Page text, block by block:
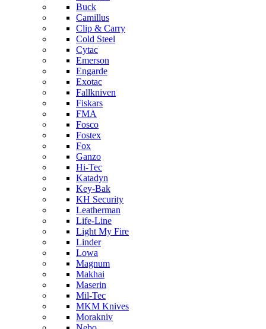
Buck
Camillus
Clip & Carry
Cold Steel
Cytac
Emerson
Engarde
Exotac
Fallkniven
Fiskars
FMA
Fosco
Fostex
Fox
Ganzo
Hi-Tec
Katadyn
Key-Bak
KH Security
Leatherman
Life-Line
Light My Fire
Linder
Lowa
Magnum
Makhai
Maserin
Mil-Tec
MKM Knives
Morakniv